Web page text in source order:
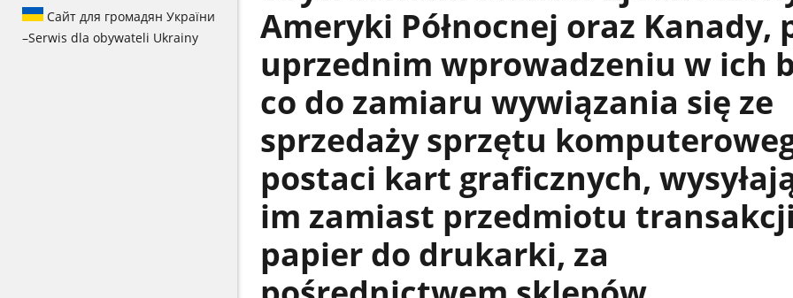
Сайт для громадян України
–Serwis dla obywateli Ukrainy
Ameryki Północnej oraz Kanady,
uprzednim wprowadzeniu w ich
co do zamiaru wywiązania się ze
sprzedaży sprzętu
postaci kart graficznych,
im zamiast przedmiotu
papier do drukarki, za